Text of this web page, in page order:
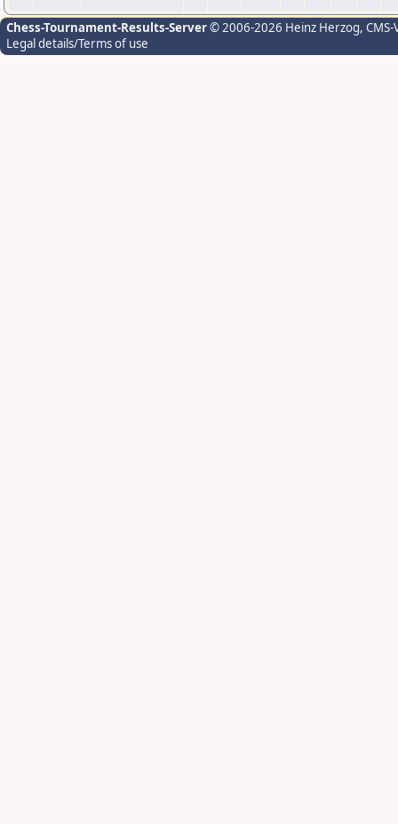
Chess-Tournament-Results-Server© 2006-2026 Heinz Herzog,
Legal details/Terms of use